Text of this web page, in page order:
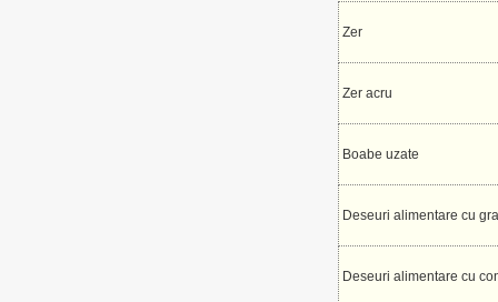
Zer
Zer acru
Boabe uzate
Deseuri alimentare cu
Deseuri alimentare cu